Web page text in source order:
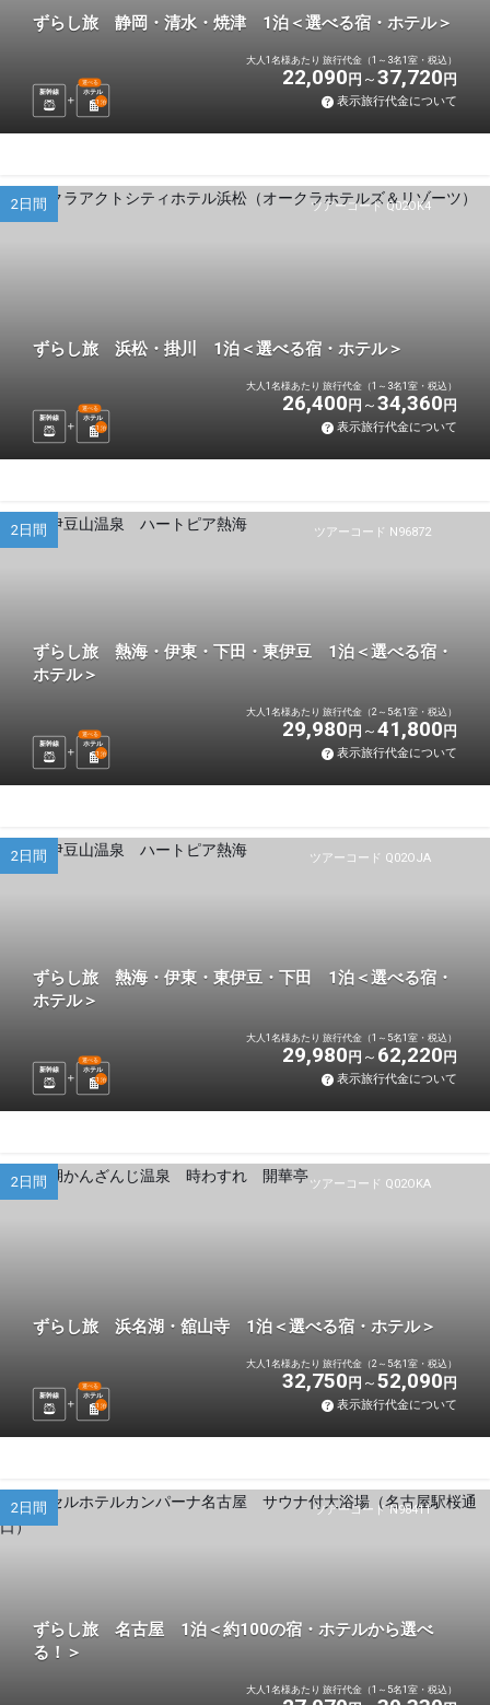
ずらし旅 静岡・清水・焼津 1泊＜選べる宿・ホテル＞
新幹線 ホテル
選べる
1 泊
大人1名様あたり 旅行代金（1～3名1室・税込）
22,090 円 37,720 円
表示旅行代金について
ツアーコード Q02OK4
2日間
ずらし旅 浜松・掛川 1泊＜選べる宿・ホテル＞
新幹線 ホテル
選べる
1 泊
大人1名様あたり 旅行代金（1～3名1室・税込）
26,400 円 34,360 円
表示旅行代金について
ツアーコード N96872
2日間
ずらし旅 熱海・伊東・下田・東伊豆 1泊＜選べる宿・
ホテル＞
新幹線 ホテル
選べる
1 泊
大人1名様あたり 旅行代金（2～5名1室・税込）
29,980 円 41,800 円
表示旅行代金について
ツアーコード Q02OJA
2日間
ずらし旅 熱海・伊東・東伊豆・下田 1泊＜選べる宿・
ホテル＞
新幹線 ホテル
選べる
1 泊
大人1名様あたり 旅行代金（1～5名1室・税込）
29,980 円 62,220 円
表示旅行代金について
ツアーコード Q02OKA
2日間
ずらし旅 浜名湖・舘山寺 1泊＜選べる宿・ホテル＞
新幹線 ホテル
選べる
1 泊
大人1名様あたり 旅行代金（2～5名1室・税込）
32,750 円 52,090 円
表示旅行代金について
ツアーコード N98411
2日間
ずらし旅 名古屋 1泊＜約100の宿・ホテルから選べ
る！＞
大人1名様あたり 旅行代金（1～5名1室・税込）